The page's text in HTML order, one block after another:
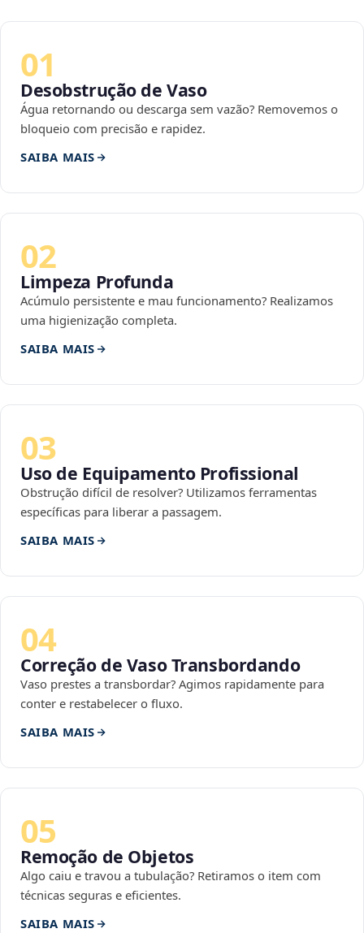
01
Desobstrução de Vaso
Água retornando ou descarga sem vazão? Removemos o
bloqueio com precisão e rapidez.
SAIBA MAIS
02
Limpeza Profunda
Acúmulo persistente e mau funcionamento? Realizamos
uma higienização completa.
SAIBA MAIS
03
Uso de Equipamento Profissional
Obstrução difícil de resolver? Utilizamos ferramentas
específicas para liberar a passagem.
SAIBA MAIS
04
Correção de Vaso Transbordando
Vaso prestes a transbordar? Agimos rapidamente para
conter e restabelecer o fluxo.
SAIBA MAIS
05
Remoção de Objetos
Algo caiu e travou a tubulação? Retiramos o item com
técnicas seguras e eficientes.
SAIBA MAIS